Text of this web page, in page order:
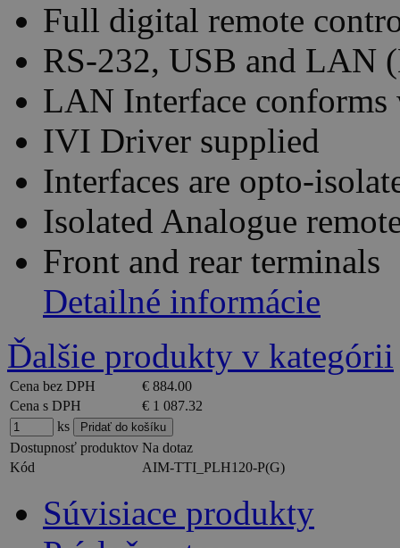
Full digital remote
RS-232, USB and LAN
LAN Interface
IVI Driver supplied
Interfaces are opto-
Isolated Analogue
Front and rear terminals
Detailné informácie
Ďalšie produkty v kategórii
Cena bez DPH
€ 884.00
Cena s DPH
€ 1 087.32
ks
Dostupnosť produktov Na dotaz
Kód
AIM-TTI_PLH120-P(G)
Súvisiace produkty